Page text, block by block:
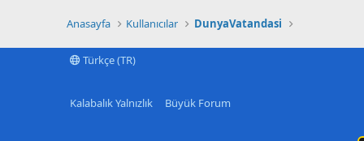
Anasayfa Kullanıcılar DunyaVatandasi
Türkçe (TR)
Kalabalık Yalnızlık Büyük Forum